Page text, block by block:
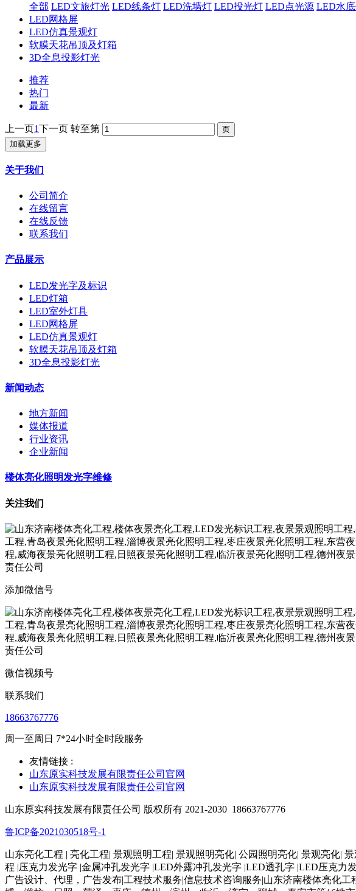
全部 LED文旅灯光 LED线条灯 LED洗墙灯 LED投光灯 LED点光源 LED水
LED网格屏
LED仿真景观灯
软膜天花吊顶及灯箱
3D全息投影灯光
推荐
热门
最新
上一页1下一页 转至第
加载更多
关于我们
公司简介
在线留言
在线反馈
联系我们
产品展示
LED发光字及标识
LED灯箱
LED室外灯具
LED网格屏
LED仿真景观灯
软膜天花吊顶及灯箱
3D全息投影灯光
新闻动态
地方新闻
媒体报道
行业资讯
企业新闻
楼体亮化照明发光字维修
关注我们
添加微信号
微信视频号
联系我们
18663767776
周一至周日 7*24小时全时段服务
友情链接 :
山东原实科技发展有限责任公司官网
山东原实科技发展有限责任公司官网
山东原实科技发展有限责任公司 版权所有 2021-2030 18663767776
鲁ICP备2021030518号-1
山东亮化工程 | 亮化工程| 景观照明工程| 景观照明亮化| 公园照明亮化| 景观亮化|
程 |压克力发光字 |金属冲孔发光字 |LED外露冲孔发光字 |LED透孔字 |LED压克
广告设计、代理，广告发布|工程技术服务|信息技术咨询服务|山东济南楼体亮化